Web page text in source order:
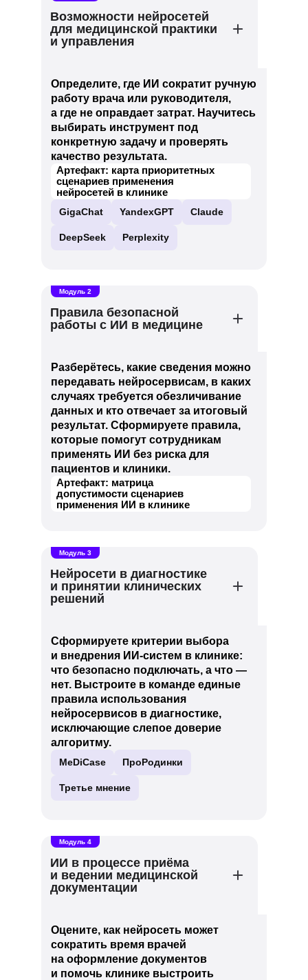
Возможности нейросетей
для медицинской практики
и управления
Определите, где ИИ сократит ручную
работу врача или руководителя,
а где не оправдает затрат. Научитесь
выбирать инструмент под
конкретную задачу и проверять
качество результата.
Артефакт: карта приоритетных
сценариев применения
нейросетей в клинике
GigaChat YandexGPT Claude
DeepSeek Perplexity
Правила безопасной
работы с ИИ в медицине
Модуль 2
Разберётесь, какие сведения можно
передавать нейросервисам, в каких
случаях требуется обезличивание
данных и кто отвечает за итоговый
результат. Сформируете правила,
которые помогут сотрудникам
применять ИИ без риска для
пациентов и клиники.
Артефакт: матрица
допустимости сценариев
применения ИИ в клинике
Нейросети в диагностике
и принятии клинических
решений
Модуль 3
Сформируете критерии выбора
и внедрения ИИ-систем в клинике:
что безопасно подключать, а что —
нет. Выстроите в команде единые
правила использования
нейросервисов в диагностике,
исключающие слепое доверие
алгоритму.
MeDiCase ПроРодинки
Третье мнение
ИИ в процессе приёма
и ведении медицинской
документации
Модуль 4
Оцените, как нейросеть может
сократить время врачей
на оформление документов
и помочь клинике выстроить